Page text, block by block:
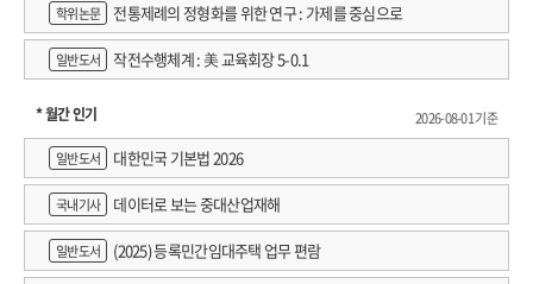
학위논문 전통제례의 정형화를 위한 연구 : 가제를 중심으로
일반도서 작전수행체계 : 美 교육회장 5-0.1
* 월간 인기
2026-08-01 기준
일반도서
대한민국 기본법 2026
국내기사 데이터로 보는 중대산업재해
일반도서 (2025) 등록민간임대주택 업무 편람